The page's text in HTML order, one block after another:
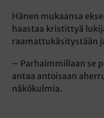
Hänen mukaansa
haastaa kristittyä
raamattukäsitystään
– Parhaimmillaan se
antaa antoisaan
näkökulmia.